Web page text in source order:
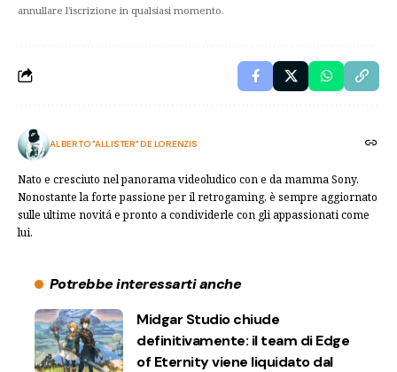
annullare l'iscrizione in qualsiasi momento.
ALBERTO "ALLISTER" DE LORENZIS
Nato e cresciuto nel panorama videoludico con e da mamma Sony.
Nonostante la forte passione per il retrogaming, è sempre aggiornato
sulle ultime novitá e pronto a condividerle con gli appassionati come
lui.
Potrebbe interessarti anche
Midgar Studio chiude
definitivamente: il team di Edge
of Eternity viene liquidato dal